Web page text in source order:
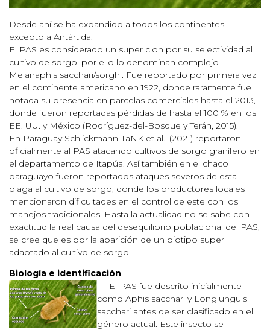
Desde ahí se ha expandido a todos los continentes
excepto a Antártida.
El PAS es considerado un super clon por su selectividad al
cultivo de sorgo, por ello lo denominan complejo
Melanaphis sacchari/sorghi. Fue reportado por primera vez
en el continente americano en 1922, donde raramente fue
notada su presencia en parcelas comerciales hasta el 2013,
donde fueron reportadas pérdidas de hasta el 100 % en los
EE. UU. y México (Rodríguez-del-Bosque y Terán, 2015).
En Paraguay Schlickmann-TaNK et al., (2021) reportaron
oficialmente al PAS atacando cultivos de sorgo granífero en
el departamento de Itapúa. Así también en el chaco
paraguayo fueron reportados ataques severos de esta
plaga al cultivo de sorgo, donde los productores locales
mencionaron dificultades en el control de este con los
manejos tradicionales. Hasta la actualidad no se sabe con
exactitud la real causa del desequilibrio poblacional del PAS,
se cree que es por la aparición de un biotipo super
adaptado al cultivo de sorgo.
Biología e identificación
El PAS fue descrito inicialmente
como Aphis sacchari y Longiunguis
sacchari antes de ser clasificado en el
género actual. Este insecto se